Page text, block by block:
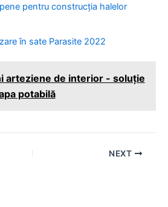
pentru construcția halelor
în sate Parasite 2022
arteziene de interior - soluție
potabilă
NEXT